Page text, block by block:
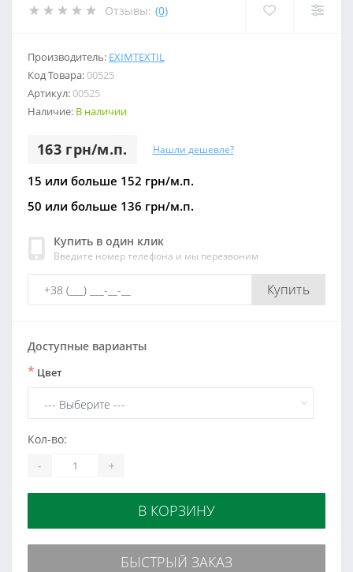
Отзывы: (0)
Производитель: EXIMTEXTIL
Код Товара:00525
Артикул:00525
Наличие: В наличии
163 грн/м.п. Нашли дешевле?
15 или больше 152 грн/м.п.
50 или больше 136 грн/м.п.
Купить в один клик
Введите номер телефона и мы перезвоним
Купить
Доступные варианты
* Цвет
Кол-во:
- +
В КОРЗИНУ
БЫСТРЫЙ ЗАКАЗ